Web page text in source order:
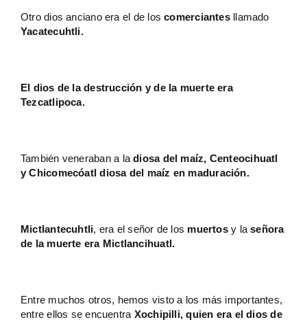
Otro dios anciano era el de loscomerciantes llamado
Yacatecuhtli.
El dios de la destrucción y de la muerte era
Tezcatlipoca.
También veneraban a ladiosa del maíz, Centeocihuatl
y Chicomecóatl diosa del maíz en maduración.
Mictlantecuhtli, era el señor de los muertosy laseñora
de la muerte era Mictlancihuatl.
Entre muchos otros, hemos visto a los más importantes,
entre ellos se encuentra Xochipilli, quien era el dios de